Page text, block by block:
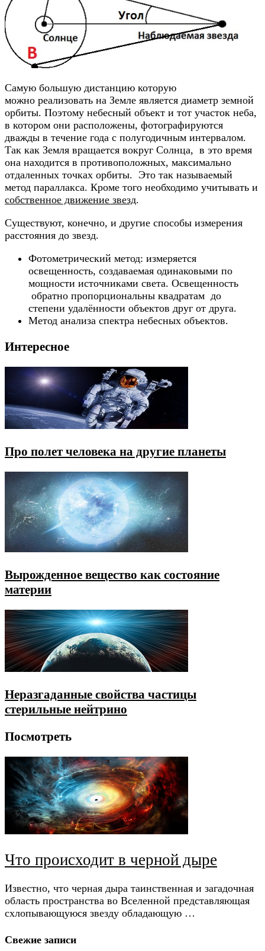
Самую большую дистанцию которую
можно реализовать на Земле является диаметр земной
орбиты. Поэтому небесный объект и тот участок неба,
в котором они расположены, фотографируются
дважды в течение года с полугодичным интервалом.
Так как Земля вращается вокруг Солнца, в это время
она находится в противоположных, максимально
отдаленных точках орбиты. Это так называемый
метод параллакса. Кроме того необходимо учитывать и
собственное движение звезд.
Существуют, конечно, и другие способы измерения
расстояния до звезд.
Фотометрический метод: измеряется
освещенность, создаваемая одинаковыми по
мощности источниками света. Освещенность
обратно пропорциональны квадратам до
степени удалённости объектов друг от друга.
Метод анализа спектра небесных объектов.
Интересное
Про полет человека на другие планеты
Вырожденное вещество как состояние
материи
Неразгаданные свойства частицы
стерильные нейтрино
Посмотреть
Что происходит в черной дыре
Известно, что черная дыра таинственная и загадочная
область пространства во Вселенной представляющая
схлопывающуюся звезду обладающую …
Свежие записи